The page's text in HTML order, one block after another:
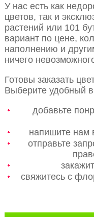
У нас есть как
цветов, так и
растений или 101
вариант по цене,
наполнению и
ничего
Готовы заказать
Выберите удобный
добавьте
напишите нам
отправьте
свяжитесь с